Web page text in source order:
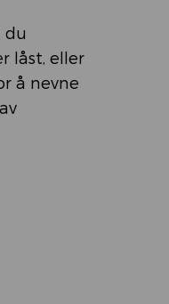
du
låst, eller
å nevne